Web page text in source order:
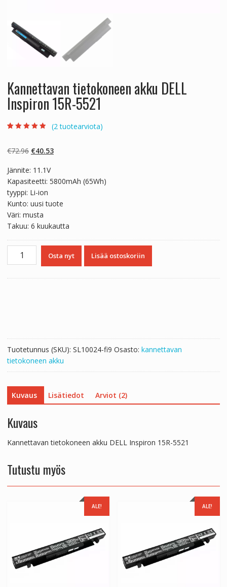
Kannettavan tietokoneen akku DELL
Inspiron 15R-5521
asiakkaan
(2tuotearviota)
€72.96 Alkuperäinen
oli:
€72.96.
€40.53Nykyinen
€40.53.
Jännite: 11.1V
Kapasiteetti: 5800mAh (65Wh)
tyyppi: Li-ion
Kunto: uusi tuote
Väri: musta
Takuu: 6 kuukautta
Kannettavan
tietokoneen
Osta nyt Lisää ostoskoriin
Tuotetunnus (SKU): SL10024-fi9 Osasto: kannettavan
tietokoneen akku
Kuvaus Lisätiedot Arviot (2)
Kuvaus
Kannettavan tietokoneen akku DELL Inspiron 15R-5521
Tutustu myös
ALE! ALE!